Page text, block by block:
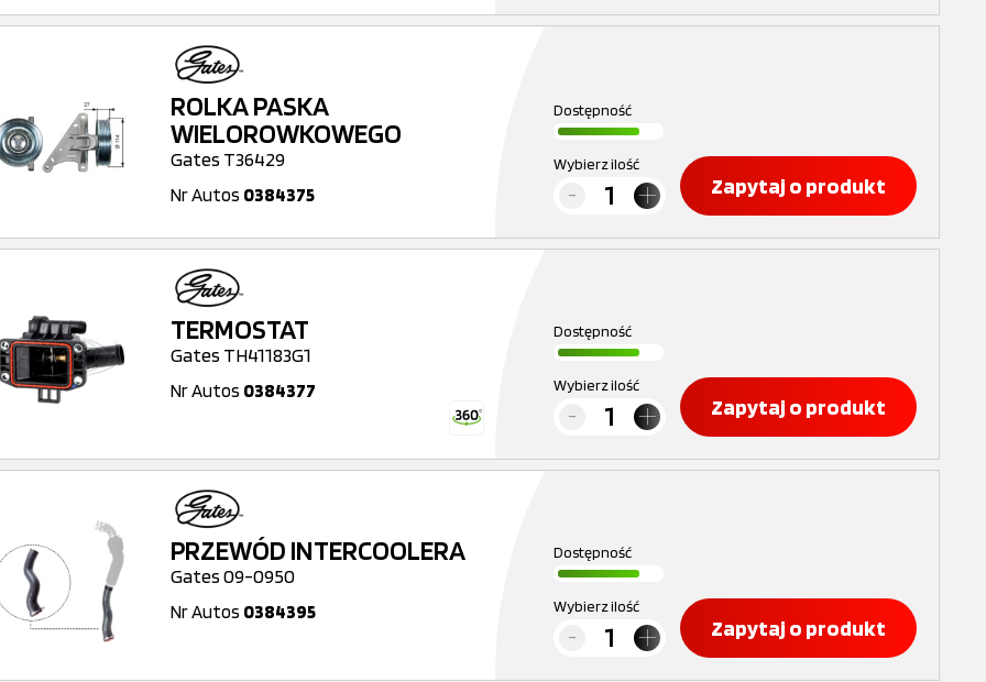
ROLKA PASKA
WIELOROWKOWEGO
Gates T36429
Nr Autos 0384375
Dostępność
Wybierz ilość
Zapytaj o produkt
TERMOSTAT
Gates TH41183G1
Nr Autos 0384377
Dostępność
Wybierz ilość
Zapytaj o produkt
PRZEWÓD INTERCOOLERA
Gates 09-0950
Nr Autos 0384395
Dostępność
Wybierz ilość
Zapytaj o produkt